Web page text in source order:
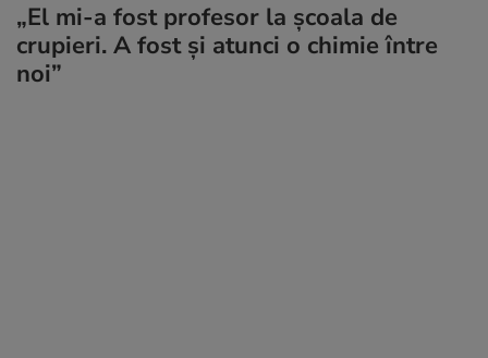
„El mi-a fost profesor la școala de
crupieri. A fost și atunci o chimie între
noi”